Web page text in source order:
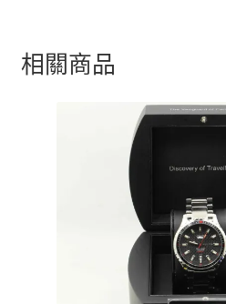
相關商品